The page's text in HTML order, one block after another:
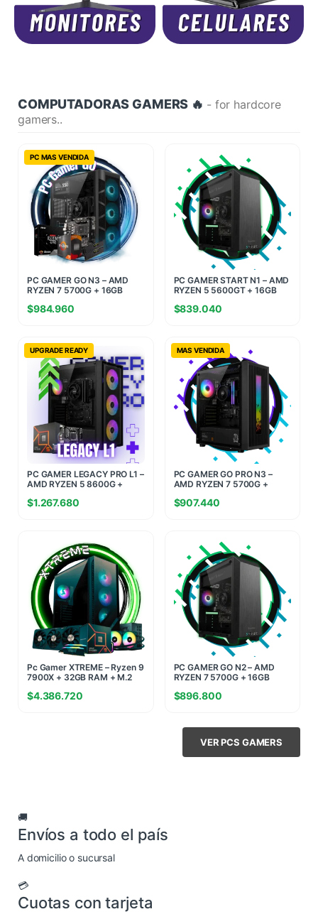
COMPUTADORAS GAMERS 🔥 - for hardcore
gamers..
PC MAS VENDIDA
PC GAMER GO N3 – AMD
RYZEN 7 5700G + 16GB
$984.960
PC GAMER START N1 – AMD
RYZEN 5 5600GT + 16GB
$839.040
UPGRADE READY
PC GAMER LEGACY PRO L1 –
AMD RYZEN 5 8600G +
$1.267.680
MAS VENDIDA
PC GAMER GO PRO N3 –
AMD RYZEN 7 5700G +
$907.440
Pc Gamer XTREME – Ryzen 9
7900X + 32GB RAM + M.2
$4.386.720
PC GAMER GO N2 – AMD
RYZEN 7 5700G + 16GB
$896.800
VER PCS GAMERS
🚚
Envíos a todo el país
A domicilio o sucursal
💳
Cuotas con tarjeta